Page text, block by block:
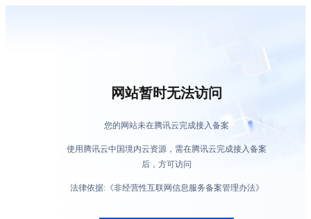
网站暂时无法访问
您的网站未在腾讯云完成接入备案
使用腾讯云中国境内云资源，需在腾讯云完成接入备案
后，方可访问
法律依据:《非经营性互联网信息服务备案管理办法》